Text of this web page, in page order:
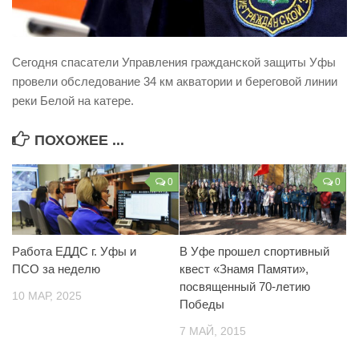
Виды деятельности
Оказание платных образовательных услуг
УГЗ рекомендует
Уголок гражданской обороны
Пресс-центр
Конкурсы
Наша работа
Сегодня спасатели Управления гражданской защиты Уфы
провели обследование 34 км акватории и береговой линии
реки Белой на катере.
ПОХОЖЕЕ ...
0
Работа ЕДДС г. Уфы и
ПСО за неделю
10 МАР, 2025
0
В Уфе прошел спортивный
квест «Знамя Памяти»,
посвященный 70-летию
Победы
7 МАЙ, 2015